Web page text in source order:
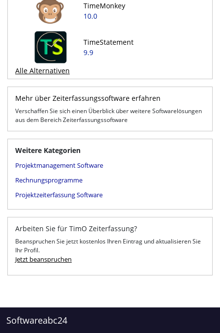
TimeMonkey
10.0
TimeStatement
9.9
Alle Alternativen
Mehr über Zeiterfassungssoftware erfahren
Verschaffen Sie sich einen Überblick über weitere Softwarelösungen
aus dem Bereich Zeiterfassungssoftware
Weitere Kategorien
Projektmanagement Software
Rechnungsprogramme
Projektzeiterfassung Software
Arbeiten Sie für TimO Zeiterfassung?
Beanspruchen Sie jetzt kostenlos Ihren Eintrag und aktualisieren Sie
Ihr Profil.
Jetzt beanspruchen
Softwareabc24